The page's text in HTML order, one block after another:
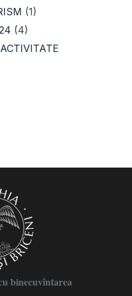
(1)
(4)
binecuvîntarea